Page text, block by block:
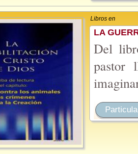
Libros en
LA
Del
pastor